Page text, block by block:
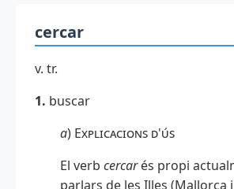
cercar
v. tr.
1. buscar
a) Explicacions d'ús
El verb cercarés propi
parlars de les Illes (Mallorca